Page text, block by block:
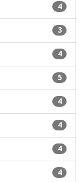
4
3
4
5
4
4
4
4